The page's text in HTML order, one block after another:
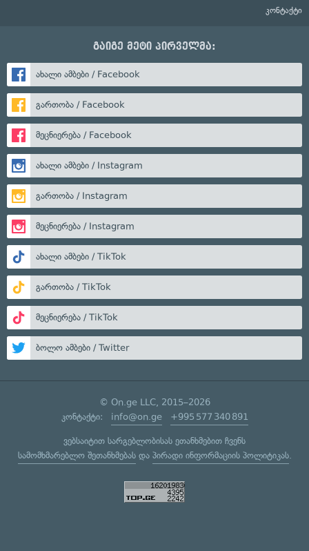
კონტაქტი
გაიგე მეტი პირველმა:
ახალი ამბები / Facebook
გართობა / Facebook
მეცნიერება / Facebook
ახალი ამბები / Instagram
გართობა / Instagram
მეცნიერება / Instagram
ახალი ამბები / TikTok
გართობა / TikTok
მეცნიერება / TikTok
ბოლო ამბები / Twitter
© On.ge LLC, 2015–2026
კონტაქტი: info@on.ge +995 577 340 891
ვებსაიტით სარგებლობისას ეთანხმებით ჩვენს
სამომხმარებლო შეთანხმებასდა პირადი ინფორმაციის პოლიტიკას.